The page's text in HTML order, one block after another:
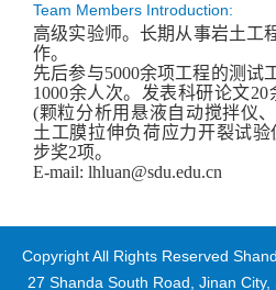
Team Members Introduction:
高级实验师。长期 从事岩土工
作。
先后参与5000余项工程的测试
1000余人次。发表科研论文20
(颗粒分析用悬液自动搅拌仪
土工膜拉伸负荷应力开裂试验
步奖2项。
E-mail: lhluan@sdu.edu.cn
Copyright All Rights Reserved
27 Shanda South Road, Jinan